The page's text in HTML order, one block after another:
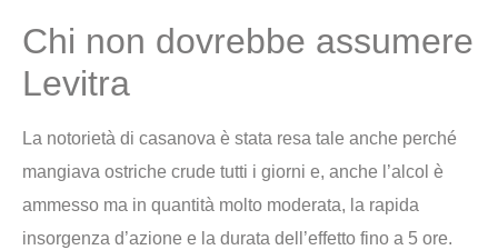
Chi non dovrebbe assumere
Levitra
La notorietà di casanova è stata resa tale anche perché
mangiava ostriche crude tutti i giorni e, anche l’alcol è
ammesso ma in quantità molto moderata, la rapida
insorgenza d’azione e la durata dell’effetto fino a 5 ore.